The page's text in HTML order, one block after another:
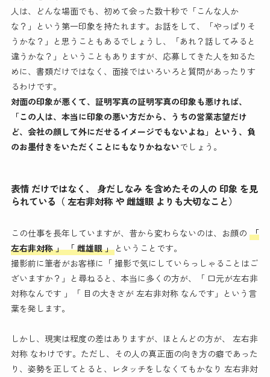
人は、どんな場面でも、初めて会った数十秒で「こんな人か
な？」という第一印象を持たれます。お話をして、「やっぱりそ
うかな？」と思うこともあるでしょうし、「あれ？話してみると
違うかな？」ということもありますが、応募してきた人を知るた
めに、書類だけではなく、面接ではいろいろと質問があったりす
るわけです。
対面の印象が悪くて、証明写真の証明写真の印象も悪ければ、
「この人は、本当に印象の悪い方だから、うちの営業志望だけ
ど、会社の顔して外にだせるイメージでもないよね」という、負
のお墨付きをいただくことにもなりかねないでしょう。
表情 だけではなく、 身だしなみ を含めたその人の 印象 を見
られている（ 左右非対称 や 雌雄眼 よりも大切なこと）
この仕事を長年していますが、昔から変わらないのは、お顔の 「
左右非対称 」 「 雌雄眼 」ということです。
撮影前に筆者がお客様に「 撮影で気にしていらっしゃることはご
ざいますか？」と尋ねると、本当に多くの方が、「 口元が左右非
対称なんです 」「 目の大きさが 左右非対称 なんです」という言
葉を発します。
しかし、現実は程度の差はありますが、ほとんどの方が、 左右非
対称 なわけです。ただし、その人の真正面の向き方の癖であった
り、姿勢を正してとると、レタッチをしなくてもかなり 左右非対